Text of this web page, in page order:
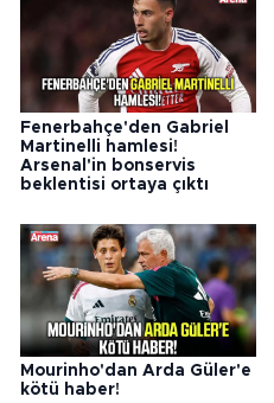
Fenerbahçe'den Gabriel
Martinelli hamlesi!
Arsenal'in bonservis
beklentisi ortaya çıktı
Mourinho'dan Arda Güler'e
kötü haber!